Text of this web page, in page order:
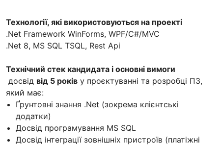
Технології, які використовуються на проекті
.Net Framework WinForms, WPF/C#/MVC
.Net 8, MS SQL TSQL, Rest Api
Технічний стек кандидата і основні вимоги
досвід від 5 років у проєктуванні та розробці ПЗ,
який має:
Ґрунтовні знання .Net (зокрема клієнтські
додатки)
Досвід програмування MS SQL
Досвід інтеграції зовнішніх пристроїв (платіжні